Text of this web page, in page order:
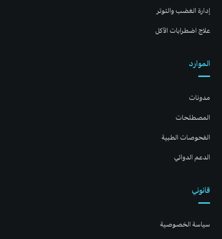
إدارة الغضب والتوتر
علاج اضطرابات الأكل
الموارد
مدونات
المصطلحات
الفحوصات الطبية
الدعم الدوائي
قانوني
سياسة الخصوصية